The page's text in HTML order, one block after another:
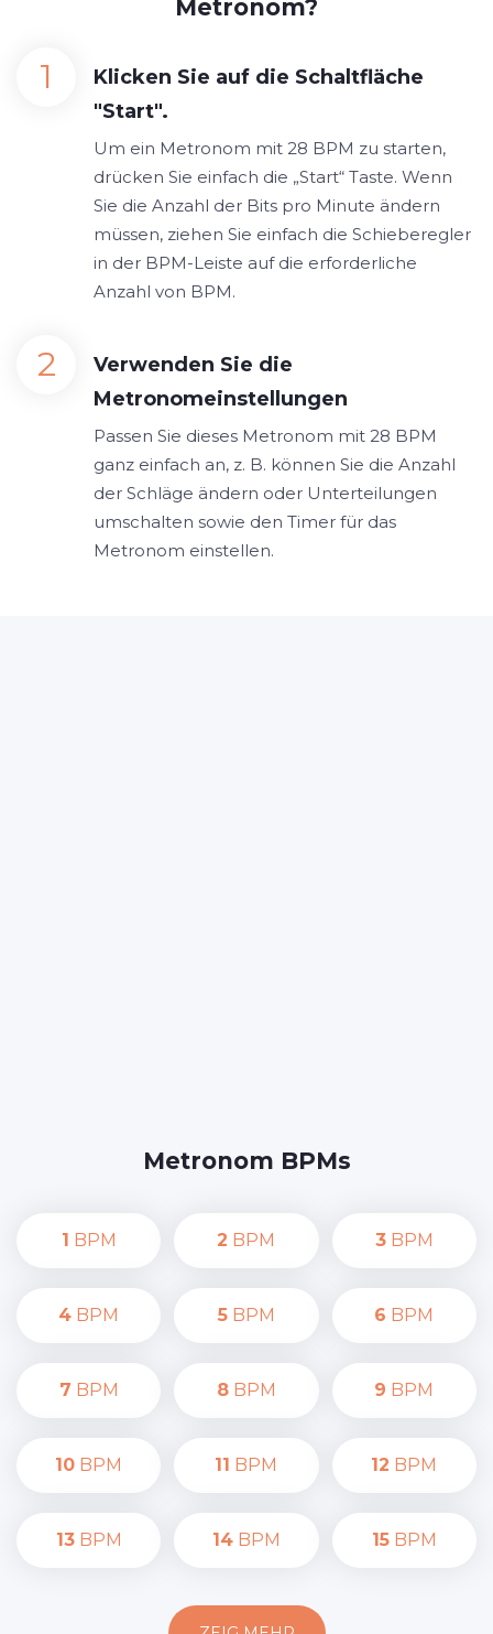
Metronom?
Klicken Sie auf die Schaltfläche
"Start".
Um ein Metronom mit 28 BPM zu starten,
drücken Sie einfach die „Start“ Taste. Wenn
Sie die Anzahl der Bits pro Minute ändern
müssen, ziehen Sie einfach die Schieberegler
in der BPM-Leiste auf die erforderliche
Anzahl von BPM.
Verwenden Sie die
Metronomeinstellungen
Passen Sie dieses Metronom mit 28 BPM
ganz einfach an, z. B. können Sie die Anzahl
der Schläge ändern oder Unterteilungen
umschalten sowie den Timer für das
Metronom einstellen.
Metronom BPMs
1 BPM 2 BPM 3BPM
4 BPM 5BPM 6 BPM
7 BPM 8BPM 9 BPM
10 BPM 11 BPM 12 BPM
13BPM 14BPM 15BPM